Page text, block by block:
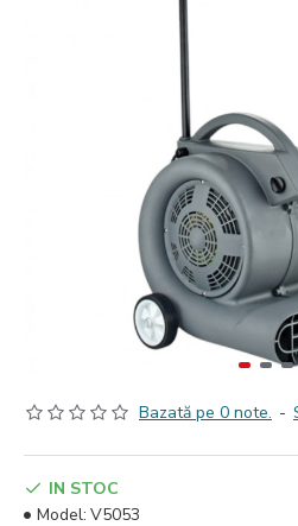
Bazată pe 0 note. -
IN STOC
Model: V5053